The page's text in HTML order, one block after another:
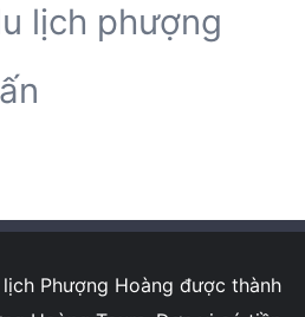
lịch phượng
lịch Phượng Hoàng được thành